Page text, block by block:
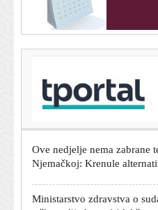
Obilježena predaja
bez mržnje, ali s ponosom'
Njemačkoj: Krenule
teško ozlijeđeno, 14 lakše